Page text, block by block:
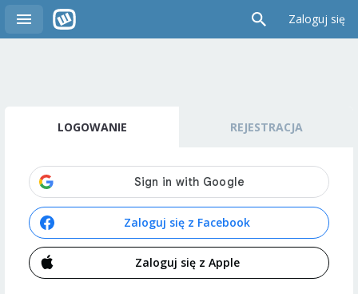
Zaloguj się
LOGOWANIE REJESTRACJA
Zaloguj się z Facebook
Zaloguj się z Apple